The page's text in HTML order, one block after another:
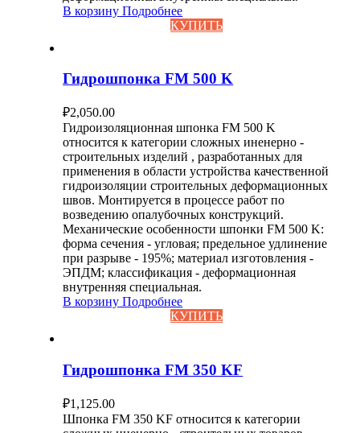
В корзину Подробнее
КУПИТЬ
Гидрошпонка FM 500 K
₽2,050.00
Гидроизоляционная шпонка FM 500 K
относится к категории сложных иненерно -
строительных изделий , разработанных для
применения в области устройства качественной
гидроизоляции строительных деформационных
швов. Монтируется в процессе работ по
возведению опалубочных конструкций.
Механические особенности шпонки FM 500 K:
форма сечения - угловая; предельное удлинение
при разрыве - 195%; материал изготовления -
ЭПДМ; классификация - деформационная
внутренняя специальная.
В корзину Подробнее
КУПИТЬ
Гидрошпонка FM 350 KF
₽1,125.00
Шпонка FM 350 KF относится к категории